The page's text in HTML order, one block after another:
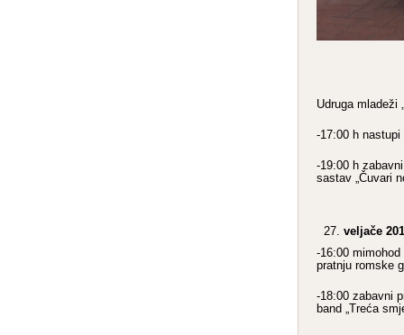
Udruga mladeži
-17:00 h
-19:00 h
sastav „Čuvari
veljače
-16:00 mimohod
pratnju romske
-18:00 zabavni
band „Treća